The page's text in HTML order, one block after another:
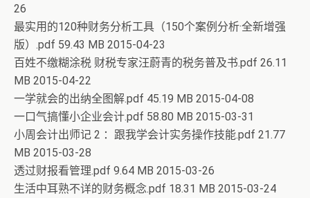
26
最实用的120种财务分析工具（150个案例分析·全新增强
版）.pdf 59.43 MB 2015-04-23
百姓不缴糊涂税 财税专家汪蔚青的税务普及书.pdf 26.11
MB 2015-04-22
一学就会的出纳全图解.pdf 45.19 MB 2015-04-08
一口气搞懂小企业会计.pdf 58.80 MB 2015-03-31
小周会计出师记 2 ：跟我学会计实务操作技能.pdf 21.77
MB 2015-03-28
透过财报看管理.pdf 9.64 MB 2015-03-26
生活中耳熟不详的财务概念.pdf 18.31 MB 2015-03-24